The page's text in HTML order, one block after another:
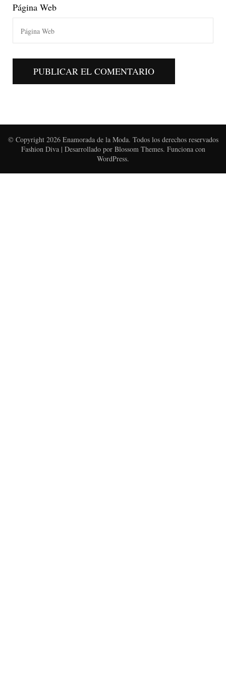
Página Web
© Copyright 2026 Enamorada de la Moda. Todos los derechos reservados
Fashion Diva | Desarrollado por Blossom Themes. Funciona con
WordPress.